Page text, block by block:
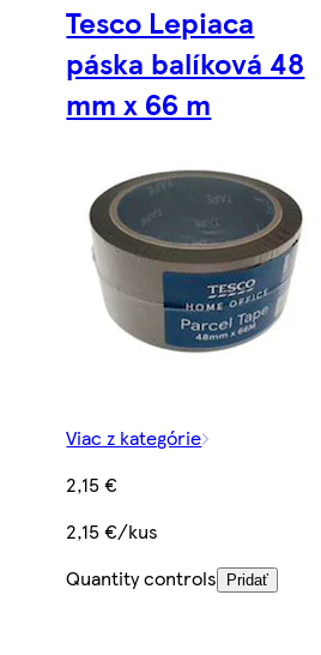
Tesco Lepiaca
páska balíková 48
mm x 66 m
Viac z kategórie
2,15 €
2,15 €/kus
Quantity controls
Pridať